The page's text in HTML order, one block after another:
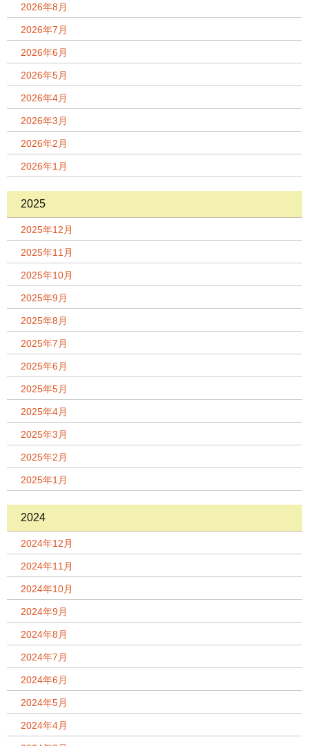
2026年8月
2026年7月
2026年6月
2026年5月
2026年4月
2026年3月
2026年2月
2026年1月
2025
2025年12月
2025年11月
2025年10月
2025年9月
2025年8月
2025年7月
2025年6月
2025年5月
2025年4月
2025年3月
2025年2月
2025年1月
2024
2024年12月
2024年11月
2024年10月
2024年9月
2024年8月
2024年7月
2024年6月
2024年5月
2024年4月